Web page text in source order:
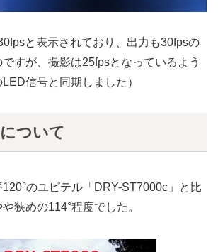
と表示されており、出力も30fpsの
すが、撮影は25fpsとなっているよう
信号と同期しました）
ついて
のユピテル「DRY-ST7000c」と比
狭めの114°程度でした。